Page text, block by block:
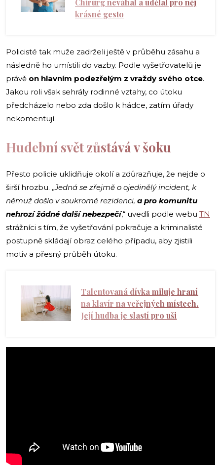
Chirurg neváhal a udělal pro něj
krásné gesto
Policisté tak muže zadrželi ještě v průběhu zásahu a
následně ho umístili do vazby. Podle vyšetřovatelů je
právě on hlavním podezřelým z vraždy svého otce.
Jakou roli však sehrály rodinné vztahy, co útoku
předcházelo nebo zda došlo k hádce, zatím úřady
nekomentují.
Hudební svět zůstává v šoku
Přesto policie uklidňuje okolí a zdůrazňuje, že nejde o
širší hrozbu. „Jedná se zřejmě o ojedinělý incident, k
němuž došlo v soukromé rezidenci, a pro komunitu
nehrozí žádné další nebezpečí,“ uvedli podle webu TN
strážníci s tím, že vyšetřování pokračuje a kriminalisté
postupně skládají obraz celého případu, aby zjistili
motiv a přesný průběh útoku.
Talentovaná dívka miluje hraní
na klavír na veřejných místech.
Její hudba je slastí pro uši